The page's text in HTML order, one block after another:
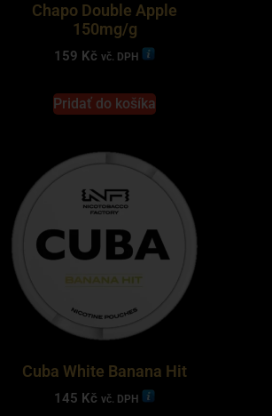
Chapo Double Apple
150mg/g
159 Kč vč. DPH
Pridať do košíka
Cuba White Banana Hit
145 Kč vč. DPH